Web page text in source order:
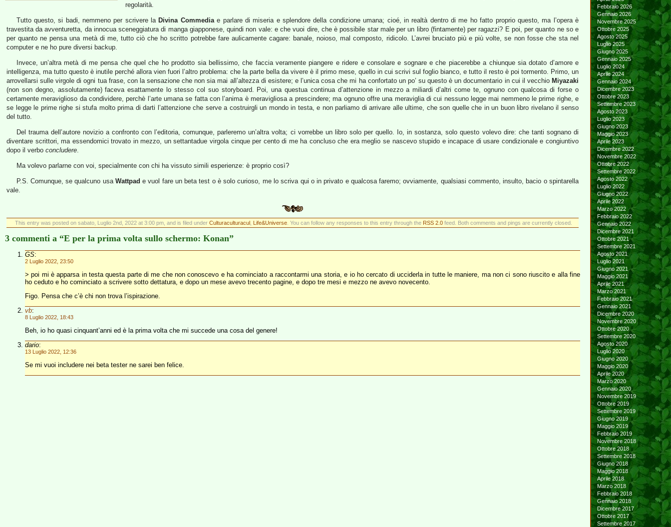
regolarità.
Tutto questo, si badi, nemmeno per scrivere la Divina Commediae parlare di miseria e splendore della condizione umana; cioé, in realtà dentro di me ho fatto proprio questo, ma l’opera è
travestita da avventuretta, da innocua sceneggiatura di manga giapponese, quindi non vale: e che vuoi dire, che è possibile star male per un libro (fintamente) per ragazzi? E poi, per quanto ne so e
per quanto ne pensa una metà di me, tutto ciò che ho scritto potrebbe fare aulicamente cagare: banale, noioso, mal composto, ridicolo. L’avrei bruciato più e più volte, se non fosse che sta nel
computer e ne ho pure diversi backup.
Invece, un’altra metà di me pensa che quel che ho prodotto sia bellissimo, che faccia veramente piangere e ridere e consolare e sognare e che piacerebbe a chiunque sia dotato d’amore e
intelligenza, ma tutto questo è inutile perché allora vien fuori l’altro problema: che la parte bella da vivere è il primo mese, quello in cui scrivi sul foglio bianco, e tutto il resto è poi tormento. Primo, un
arrovellarsi sulle virgole di ogni tua frase, con la sensazione che non sia mai all’altezza di esistere; e l’unica cosa che mi ha confortato un po’ su questo è un documentario in cui il vecchio Miyazaki
(non son degno, assolutamente) faceva esattamente lo stesso col suo storyboard. Poi, una questua continua d’attenzione in mezzo a miliardi d’altri come te, ognuno con qualcosa di forse o
certamente meraviglioso da condividere, perchè l’arte umana se fatta con l’anima è meravigliosa a prescindere; ma ognuno offre una meraviglia di cui nessuno legge mai nemmeno le prime righe, e
se legge le prime righe si stufa molto prima di darti l’attenzione che serve a costruirgli un mondo in testa, e non parliamo di arrivare alle ultime, che son quelle che in un buon libro rivelano il senso
del tutto.
Del trauma dell’autore novizio a confronto con l’editoria, comunque, parleremo un’altra volta; ci vorrebbe un libro solo per quello. Io, in sostanza, solo questo volevo dire: che tanti sognano di
diventare scrittori, ma essendomici trovato in mezzo, un settantadue virgola cinque per cento di me ha concluso che era meglio se nascevo stupido e incapace di usare condizionale e congiuntivo
dopo il verbo concludere.
Ma volevo parlarne con voi, specialmente con chi ha vissuto simili esperienze: è proprio così?
P.S. Comunque, se qualcuno usa Wattpad e vuol fare un beta test o è solo curioso, me lo scriva qui o in privato e qualcosa faremo; ovviamente, qualsiasi commento, insulto, bacio o spintarella
vale.
This entry was posted on sabato, Luglio 2nd, 2022 at 3:00 pm, and is filed under Culturaculturacul, Life&Universe. You can follow any responses to this entry through the RSS 2.0feed. Both comments and pings are currently closed.
3 commenti a “E per la prima volta sullo schermo: Konan”
GS:
2 Luglio 2022, 23:50
> poi mi è apparsa in testa questa parte di me che non conoscevo e ha cominciato a raccontarmi una storia, e io ho cercato di ucciderla in tutte le maniere, ma non ci sono riuscito e alla fine
ho ceduto e ho cominciato a scrivere sotto dettatura, e dopo un mese avevo trecento pagine, e dopo tre mesi e mezzo ne avevo novecento.
Figo. Pensa che c’è chi non trova l’ispirazione.
vb:
8 Luglio 2022, 18:43
Beh, io ho quasi cinquant’anni ed è la prima volta che mi succede una cosa del genere!
dario:
13 Luglio 2022, 12:36
Se mi vuoi includere nei beta tester ne sarei ben felice.
Febbraio 2026
Gennaio 2026
Novembre 2025
Ottobre 2025
Agosto 2025
Luglio 2025
Giugno 2025
Gennaio 2025
Luglio 2024
Aprile 2024
Gennaio 2024
Dicembre 2023
Ottobre 2023
Settembre 2023
Agosto 2023
Luglio 2023
Giugno 2023
Maggio 2023
Aprile 2023
Dicembre 2022
Novembre 2022
Ottobre 2022
Settembre 2022
Agosto 2022
Luglio 2022
Giugno 2022
Aprile 2022
Marzo 2022
Febbraio 2022
Gennaio 2022
Dicembre 2021
Ottobre 2021
Settembre 2021
Agosto 2021
Luglio 2021
Giugno 2021
Maggio 2021
Aprile 2021
Marzo 2021
Febbraio 2021
Gennaio 2021
Dicembre 2020
Novembre 2020
Ottobre 2020
Settembre 2020
Agosto 2020
Luglio 2020
Giugno 2020
Maggio 2020
Aprile 2020
Marzo 2020
Gennaio 2020
Novembre 2019
Ottobre 2019
Settembre 2019
Giugno 2019
Maggio 2019
Febbraio 2019
Novembre 2018
Ottobre 2018
Settembre 2018
Giugno 2018
Maggio 2018
Aprile 2018
Marzo 2018
Febbraio 2018
Gennaio 2018
Dicembre 2017
Ottobre 2017
Settembre 2017